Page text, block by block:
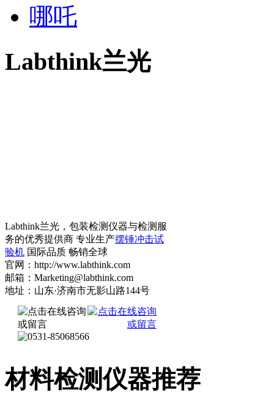
哪吒
Labthink兰光
Labthink兰光，包装检测仪器与检测服
务的优秀提供商 专业生产摆锤冲击试
验机 国际品质 畅销全球
官网：http://www.labthink.com
邮箱：Marketing@labthink.com
地址：山东·济南市无影山路144号
材料检测仪器推荐